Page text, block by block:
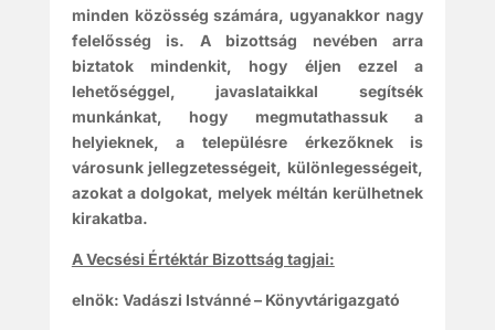
minden közösség számára, ugyanakkor nagy
felelősség is. A bizottság nevében arra
biztatok mindenkit, hogy éljen ezzel a
lehetőséggel, javaslataikkal segítsék
munkánkat, hogy megmutathassuk a
helyieknek, a településre érkezőknek is
városunk jellegzetességeit, különlegességeit,
azokat a dolgokat, melyek méltán kerülhetnek
kirakatba.
A Vecsési Értéktár Bizottság tagjai:
elnök: Vadászi Istvánné – Könyvtárigazgató